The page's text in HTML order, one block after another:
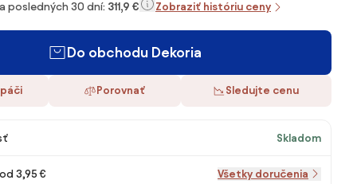
posledných 30 dní: 311,9 € Zobraziť históriu ceny
Do obchodu Dekoria
páči Porovnať Sledujte cenu
Skladom
3,95 € Všetky doručenia